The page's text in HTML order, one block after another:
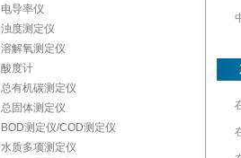
电导率仪
浊度测定仪
溶解氧测定仪
酸度计
总有机碳测定仪
总固体测定仪
BOD测定仪/COD测定仪
水质多项测定仪